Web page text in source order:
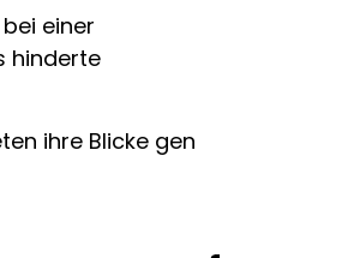
einer
hinderte
ihre Blicke gen